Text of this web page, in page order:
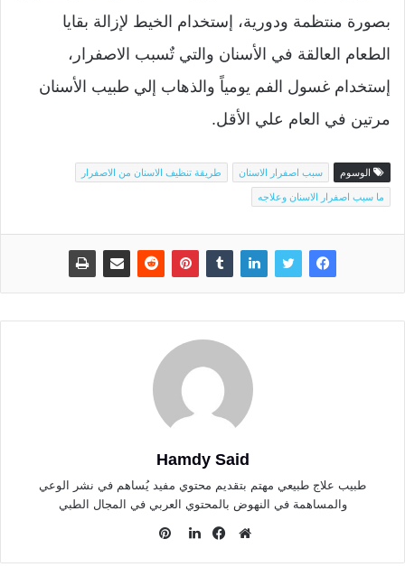
بصورة منتظمة ودورية، إستخدام الخيط لإزالة بقايا
الطعام العالقة في الأسنان والتي تٌسبب الاصفرار،
إستخدام غسول الفم يومياً والذهاب إلي طبيب الأسنان
مرتين في العام علي الأقل.
الوسوم سبب اصفرار الاسنان
طريقة تنظيف الاسنان من الاصفرار
ما سبب اصفرار الاسنان وعلاجه
Hamdy Said
طبيب علاج طبيعي مهتم بتقديم محتوي مفيد يُساهم في نشر الوعي
والمساهمة في النهوض بالمحتوي العربي في المجال الطبي